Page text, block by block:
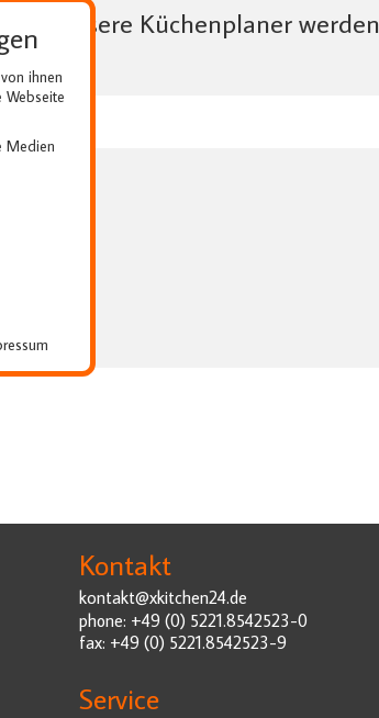
unsere Küchenplaner werden
Kontakt
kontakt@xkitchen24.de
phone: +49 (0) 5221.8542523-0
fax: +49 (0) 5221.8542523-9
Service
ihnen
Webseite
Medien